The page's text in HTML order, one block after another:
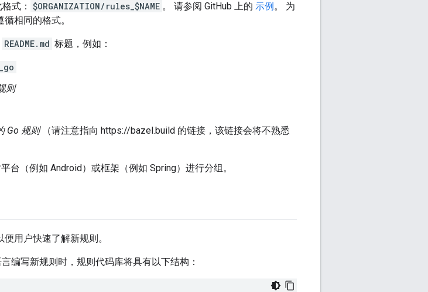
式： $ORGANIZATION/rules_$NAME 。 请参阅 GitHub 上的 示例。 为
相同的格式。
README.md 标题，例如：
则
Go 规则（请注意指向 https://bazel.build 的链接，该链接会将不熟悉
台（例如 Android）或框架（例如 Spring）进行分组。
用户快速了解新规则。
编写新规则时，规则代码库将具有以下结构：